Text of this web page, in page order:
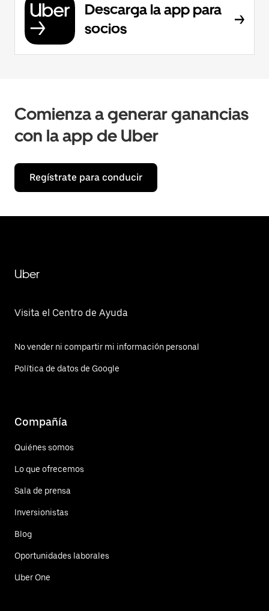
Descarga la app para
socios
Comienza a generar ganancias
con la app de Uber
Regístrate para conducir
Uber
Visita el Centro de Ayuda
No vender ni compartir mi información personal
Política de datos de Google
Compañía
Quiénes somos
Lo que ofrecemos
Sala de prensa
Inversionistas
Blog
Oportunidades laborales
Uber One